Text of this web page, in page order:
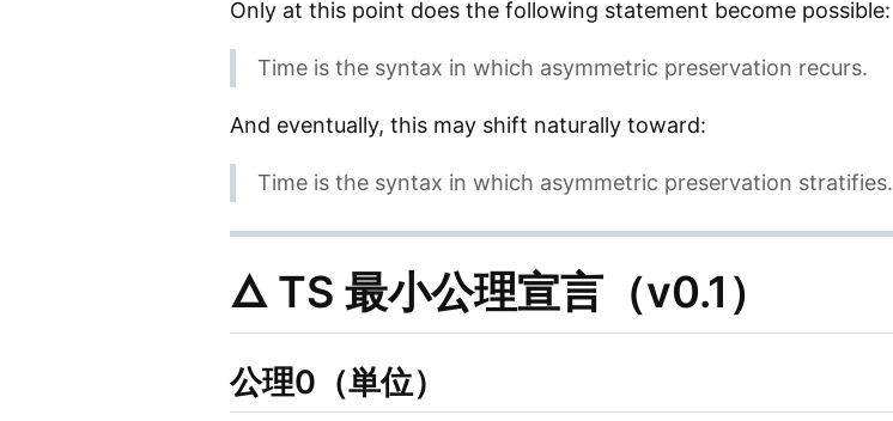
Only at this point does the following statement become possible:
Time is the syntax in which asymmetric preservation recurs.
And eventually, this may shift naturally toward:
Time is the syntax in which asymmetric preservation stratifies.
🜂 TS 最小公理宣言（v0.1）
公理0（単位）